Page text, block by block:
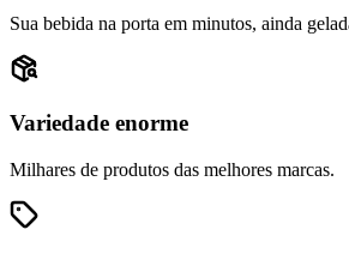
Sua bebida na porta em minutos, ainda
Variedade enorme
Milhares de produtos das melhores marcas.